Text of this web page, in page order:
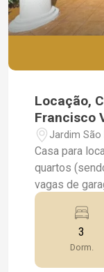
Locação,
Francisco
Jardim São
Casa para
quartos
vagas de garagem. Próximo ao
Raya no Jardim Botânico.
03 quartos
01 lavabo;
Varanda
distribuídos. Agende uma visita com uma das
3
Dorm.